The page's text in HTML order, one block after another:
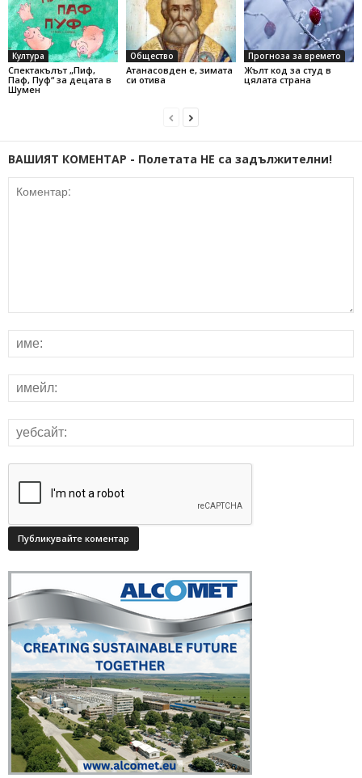
Култура
Спектакълът „Пиф,
Паф, Пуф“ за децата в
Шумен
Общество
Атанасовден е, зимата
си отива
Прогноза за времето
Жълт код за студ в
цялата страна
ВАШИЯТ КОМЕНТАР - Полетата НЕ са задължителни!